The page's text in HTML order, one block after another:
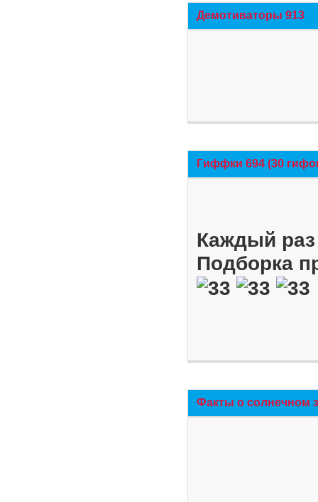
Демотиваторы 913
Гиффки 694 (30
Каждый
Подборка
Факты о солнечном